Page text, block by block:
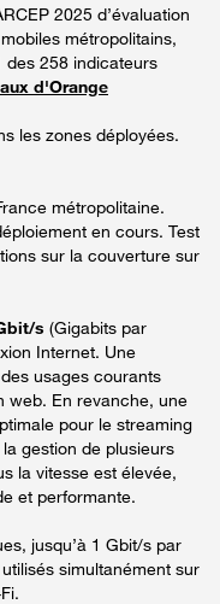
2025 d’évaluation
métropolitains,
258 indicateurs
d'Orange
les zones déployées.
métropolitaine.
en cours. Test
sur la couverture sur
s (Gigabits par
Internet. Une
usages courants
web. En revanche, une
pour le streaming
gestion de plusieurs
la vitesse est élevée,
et performante.
jusqu’à 1 Gbit/s par
simultanément sur